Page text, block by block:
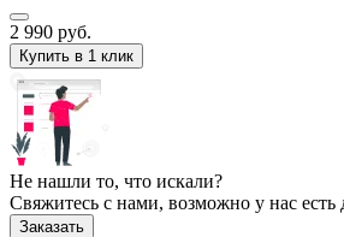
2 990 руб.
Купить в 1 клик
Не нашли то, что искали?
Свяжитесь с нами, возможно у нас есть
Заказать